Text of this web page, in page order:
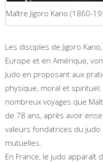
Maître Jigoro Kano (1860-
Les disciples de Jigoro
Europe et en Amérique,
Judo en proposant aux
physique, moral et spirituel.
nombreux voyages que
de 78 ans, après avoir
valeurs fondatrices du
mutuelles.
En France, le judo apparaît